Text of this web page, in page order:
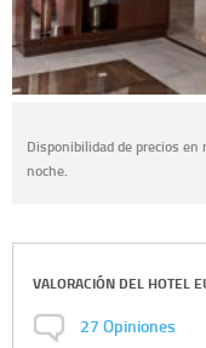
Disponibilidad de precios
noche.
VALORACIÓN DEL HOTEL
27Opiniones